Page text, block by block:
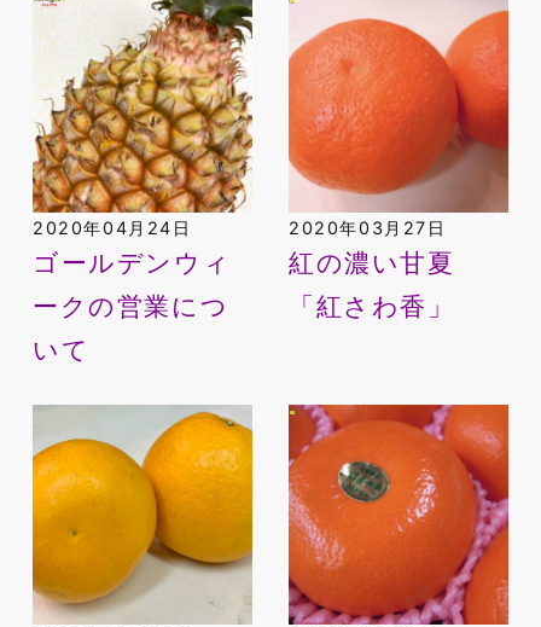
2020年04月24日
ゴールデンウィ
ークの営業につ
いて
2020年03月27日
紅の濃い甘夏
「紅さわ香」